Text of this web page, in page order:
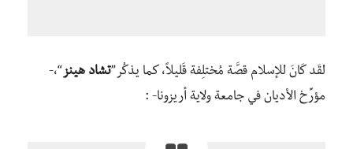
لقَد كَانَ للإسلام قصَّة مُختلِفة قَليلاً، كما يذكُر”تشاد هينز“،-
مؤرِّخ الأديان في جامعة ولاية أريزونا- :